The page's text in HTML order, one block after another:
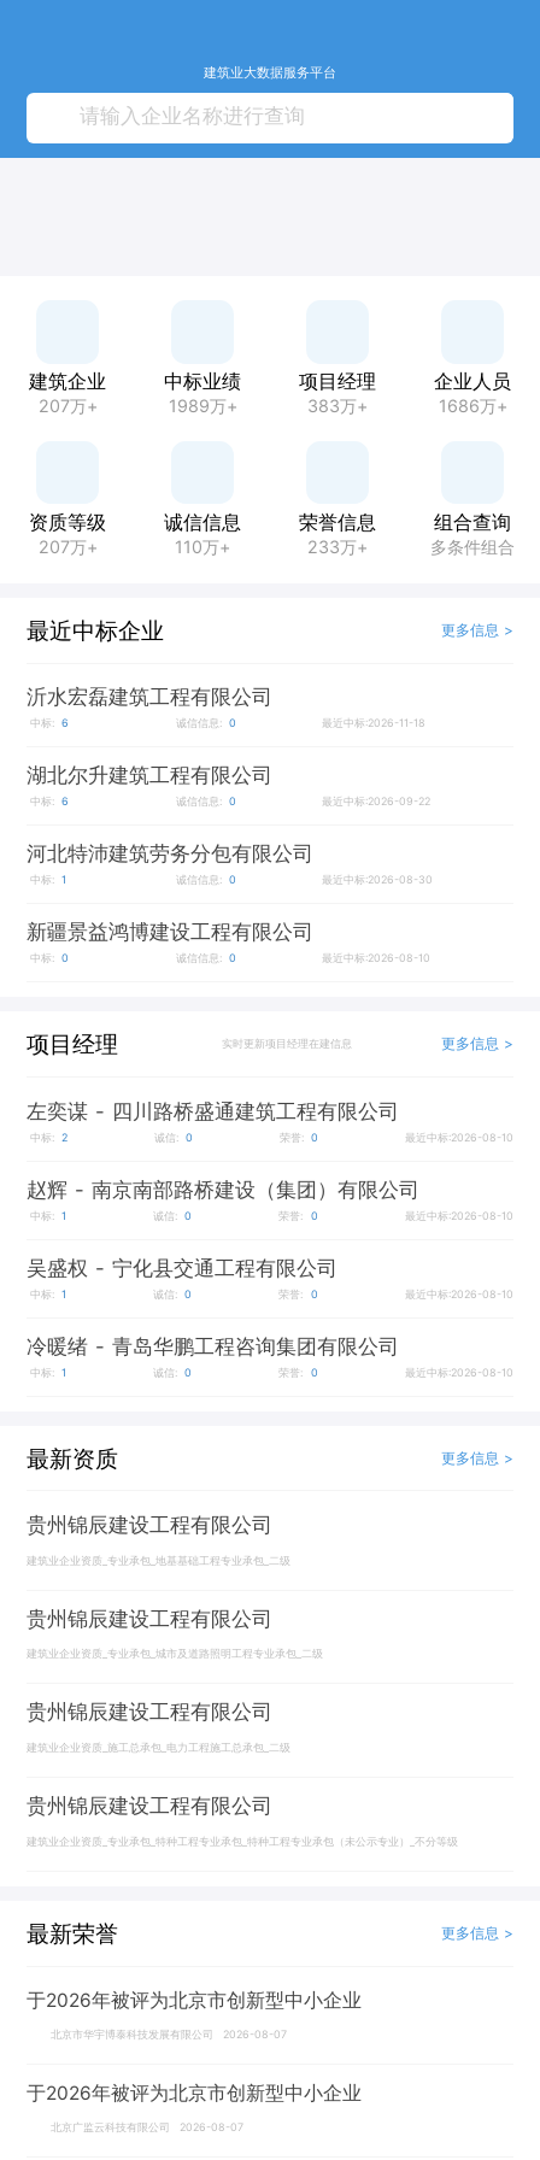
建筑业大数据服务平台
建筑企业
207万+
中标业绩
1989万+
项目经理
383万+
企业人员
1686万+
资质等级
207万+
诚信信息
110万+
荣誉信息
233万+
组合查询
多条件组合
最近中标企业 更多信息 >
沂水宏磊建筑工程有限公司
中标: 6 诚信信息: 0 最近中标:2026-11-18
湖北尔升建筑工程有限公司
中标: 6 诚信信息: 0 最近中标:2026-09-22
河北特沛建筑劳务分包有限公司
中标: 1 诚信信息: 0 最近中标:2026-08-30
新疆景益鸿博建设工程有限公司
中标: 0 诚信信息: 0 最近中标:2026-08-10
项目经理 实时更新项目经理在建信息 更多信息 >
左奕谋 - 四川路桥盛通建筑工程有限公司
中标: 2 诚信: 0 荣誉: 0 最近中标:2026-08-10
赵辉 - 南京南部路桥建设（集团）有限公司
中标: 1 诚信: 0 荣誉: 0 最近中标:2026-08-10
吴盛权 - 宁化县交通工程有限公司
中标: 1 诚信: 0 荣誉: 0 最近中标:2026-08-10
冷暖绪 - 青岛华鹏工程咨询集团有限公司
中标: 1 诚信: 0 荣誉: 0 最近中标:2026-08-10
最新资质 更多信息 >
贵州锦辰建设工程有限公司
建筑业企业资质_专业承包_地基基础工程专业承包_二级
贵州锦辰建设工程有限公司
建筑业企业资质_专业承包_城市及道路照明工程专业承包_二级
贵州锦辰建设工程有限公司
建筑业企业资质_施工总承包_电力工程施工总承包_二级
贵州锦辰建设工程有限公司
建筑业企业资质_专业承包_特种工程专业承包_特种工程专业承包（未公示专业）_不分等级
最新荣誉 更多信息 >
于2026年被评为北京市创新型中小企业
北京市华宇博泰科技发展有限公司 2026-08-07
于2026年被评为北京市创新型中小企业
北京广监云科技有限公司 2026-08-07